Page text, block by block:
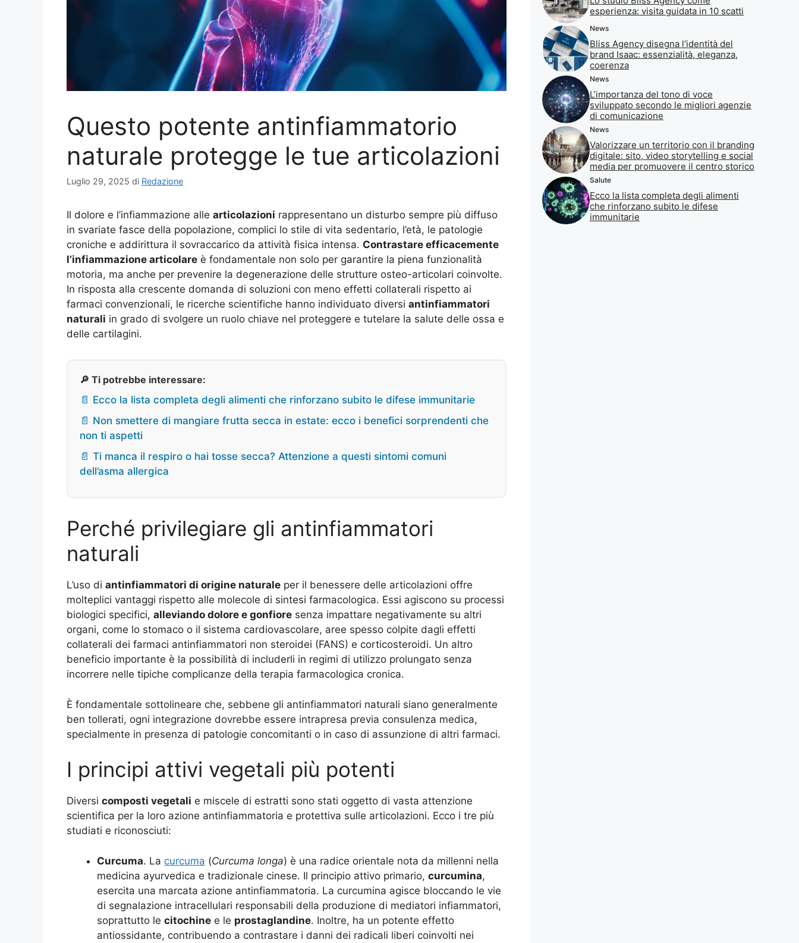
Questo potente antinfiammatorio
naturale protegge le tue articolazioni
Luglio 29, 2025 di Redazione
Il dolore e l’infiammazione alle articolazioni rappresentano un disturbo sempre più diffuso
in svariate fasce della popolazione, complici lo stile di vita sedentario, l’età, le patologie
croniche e addirittura il sovraccarico da attività fisica intensa. Contrastare efficacemente
l’infiammazione articolare è fondamentale non solo per garantire la piena funzionalità
motoria, ma anche per prevenire la degenerazione delle strutture osteo-articolari coinvolte.
In risposta alla crescente domanda di soluzioni con meno effetti collaterali rispetto ai
farmaci convenzionali, le ricerche scientifiche hanno individuato diversi antinfiammatori
naturali in grado di svolgere un ruolo chiave nel proteggere e tutelare la salute delle ossa e
delle cartilagini.
🔎 Ti potrebbe interessare:
📄 Ecco la lista completa degli alimenti che rinforzano subito le difese immunitarie
📄 Non smettere di mangiare frutta secca in estate: ecco i benefici sorprendenti che
non ti aspetti
📄 Ti manca il respiro o hai tosse secca? Attenzione a questi sintomi comuni
dell’asma allergica
Perché privilegiare gli antinfiammatori
naturali
L’uso di antinfiammatori di origine naturale per il benessere delle articolazioni offre
molteplici vantaggi rispetto alle molecole di sintesi farmacologica. Essi agiscono su processi
biologici specifici, alleviando dolore e gonfiore senza impattare negativamente su altri
organi, come lo stomaco o il sistema cardiovascolare, aree spesso colpite dagli effetti
collaterali dei farmaci antinfiammatori non steroidei (FANS) e corticosteroidi. Un altro
beneficio importante è la possibilità di includerli in regimi di utilizzo prolungato senza
incorrere nelle tipiche complicanze della terapia farmacologica cronica.
È fondamentale sottolineare che, sebbene gli antinfiammatori naturali siano generalmente
ben tollerati, ogni integrazione dovrebbe essere intrapresa previa consulenza medica,
specialmente in presenza di patologie concomitanti o in caso di assunzione di altri farmaci.
I principi attivi vegetali più potenti
Diversi composti vegetali e miscele di estratti sono stati oggetto di vasta attenzione
scientifica per la loro azione antinfiammatoria e protettiva sulle articolazioni. Ecco i tre più
studiati e riconosciuti:
Curcuma. La curcuma (Curcuma longa) è una radice orientale nota da millenni nella
medicina ayurvedica e tradizionale cinese. Il principio attivo primario, curcumina,
esercita una marcata azione antinfiammatoria. La curcumina agisce bloccando le vie
di segnalazione intracellulari responsabili della produzione di mediatori infiammatori,
soprattutto le citochine e le prostaglandine. Inoltre, ha un potente effetto
antiossidante, contribuendo a contrastare i danni dei radicali liberi coinvolti nei
esperienza: visita guidata in 10 scatti
News
Bliss Agency disegna l’identità del
brand Isaac: essenzialità, eleganza,
coerenza
News
L’importanza del tono di voce
sviluppato secondo le migliori agenzie
di comunicazione
News
Valorizzare un territorio con il branding
digitale: sito, video storytelling e social
media per promuovere il centro storico
Salute
Ecco la lista completa degli alimenti
che rinforzano subito le difese
immunitarie